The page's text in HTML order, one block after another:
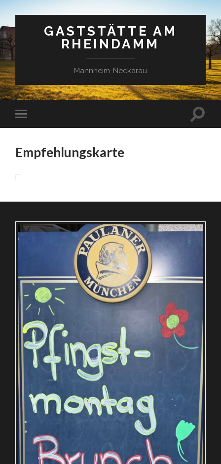
GASTSTÄTTE AM
RHEINDAMM
Mannheim-Neckarau
Empfehlungskarte